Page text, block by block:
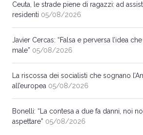
Ceuta, le strade piene di ragazzi: ad
residenti 05/08/2026
Javier Cercas: “Falsa e perversa l’idea
male” 05/08/2026
La riscossa dei socialisti che sognano
all’europea 05/08/2026
Bonelli: “La contesa a due fa danni, noi
aspettare” 05/08/2026